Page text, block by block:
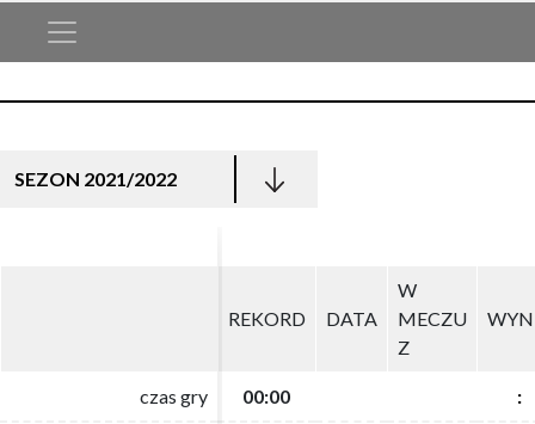
SEZON 2021/2022
REKORD DATA
W
MECZU
Z
czas gry 00:00 :
REKORD DATA
W
MECZU
Z
czas gry 00:00 :